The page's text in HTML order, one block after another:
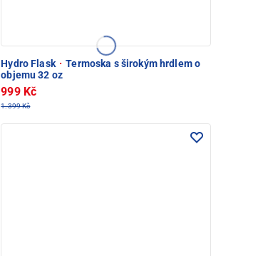
Hydro Flask · Termoska s širokým hrdlem o
objemu 32 oz
999 Kč
1.399 Kč